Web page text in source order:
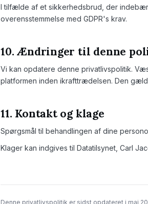
I tilfælde af et sikkerhedsbrud, der
overensstemmelse med GDPR's krav.
10. Ændringer til denne
Vi kan opdatere denne privatlivspolitik.
platformen inden ikrafttrædelsen. Den
11. Kontakt og klage
Spørgsmål til behandlingen af dine
Klager kan indgives til Datatilsynet, Carl
Denne privatlivspolitik er sidst opdateret i maj